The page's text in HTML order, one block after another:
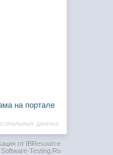
на портале
данных
от IBResource
Software-Testing.Ru